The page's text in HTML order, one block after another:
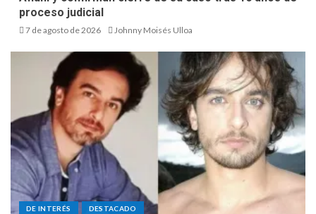
proceso judicial
7 de agosto de 2026 Johnny Moisés Ulloa
DE INTERÉS DESTACADO